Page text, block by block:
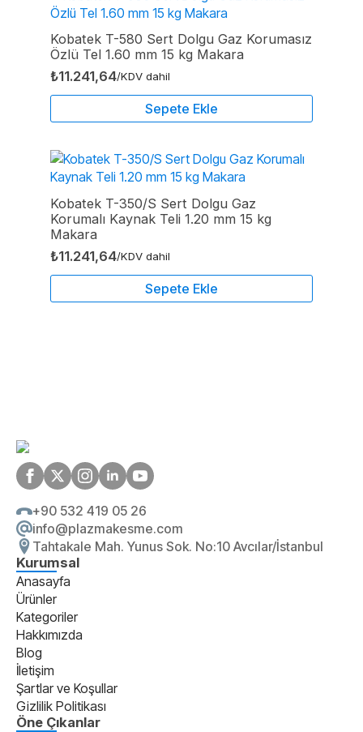
Kobatek T-580 Sert Dolgu Gaz Korumasız
Özlü Tel 1.60 mm 15 kg Makara
₺11.241,64/KDV dahil
Sepete Ekle
Kobatek T-350/S Sert Dolgu Gaz
Korumalı Kaynak Teli 1.20 mm 15 kg
Makara
₺11.241,64/KDV dahil
Sepete Ekle
+90 532 419 05 26
info@plazmakesme.com
Tahtakale Mah. Yunus Sok. No:10 Avcılar/İstanbul
Kurumsal
Anasayfa
Ürünler
Kategoriler
Hakkımızda
Blog
İletişim
Şartlar ve Koşullar
Gizlilik Politikası
Öne Çıkanlar